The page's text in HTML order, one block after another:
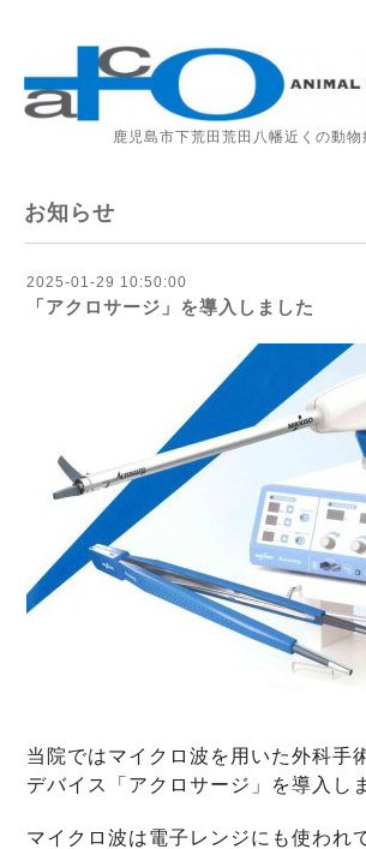
鹿児島市下荒田荒田八幡近くの動物
お知らせ
2025-01-29 10:50:00
「アクロサージ」を導入しました
当院ではマイクロ波を用いた外科手
デバイス「 アクロサージ」を導入し
マイクロ波は電子レンジにも使われ